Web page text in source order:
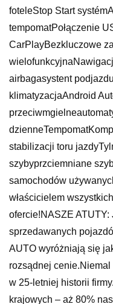
foteleStop Start
tempomatPołączenie
CarPlayBezkluczowe
airbagasystent
klimatyzacjaAndroid
stabilizacji toru
szybyprzciemniane
samochodów
właścicielem
ofercie!NASZE ATUTY:
sprzedawanych
AUTO wyróżniają się
rozsądnej
w 25-letniej historii
krajowych – aż 80%